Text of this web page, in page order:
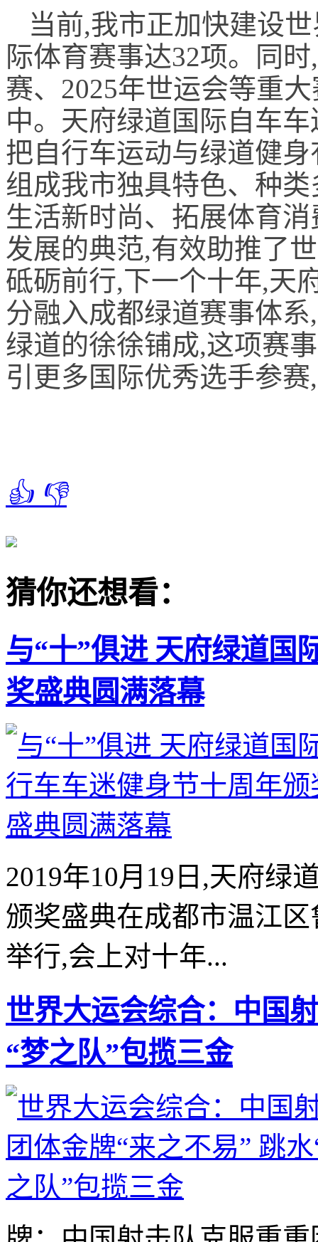
当前,我市正加快建设
际体育赛事达32项。同
赛、2025年世运会等重
中。天府绿道国际自车
把自行车运动与绿道健
组成我市独具特色、种
生活新时尚、拓展体育
发展的典范,有效助推了
砥砺前行,下一个十年,天
分融入成都绿道赛事体
绿道的徐徐铺成,这项赛
引更多国际优秀选手参
👍 👎
猜你还想看：
与“十”俱进 天府绿道国
奖盛典圆满落幕
2019年10月19日,天府绿
颁奖盛典在成都市温江
举行,会上对十年...
世界大运会综合：中国
“梦之队”包揽三金